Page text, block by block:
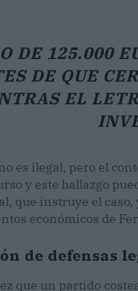
DE 125.000
DE QUE
EL
es ilegal, pero el
y este hallazgo
que instruye el
económicos de
de defensas
que un partido